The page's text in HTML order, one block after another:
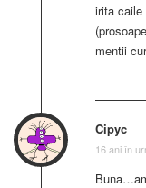
irita caile
mentii
Cipyc
16 ani în